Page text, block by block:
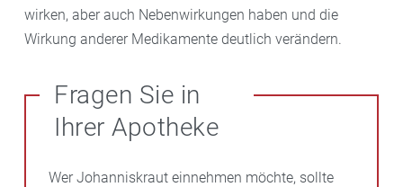
wirken, aber auch Nebenwirkungen haben und die
Wirkung anderer Medikamente deutlich verändern.
Fragen Sie in
Ihrer Apotheke
Wer Johanniskraut einnehmen möchte, sollte